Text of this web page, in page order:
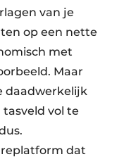
van je
op een nette
met
Maar
daadwerkelijk
vol te
dat